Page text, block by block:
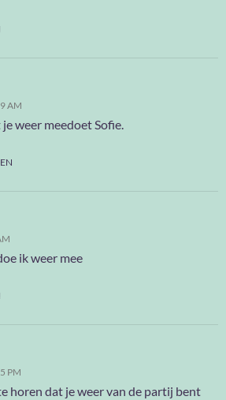
AM
weer meedoet Sofie.
ik weer mee
PM
horen dat je weer van de partij bent